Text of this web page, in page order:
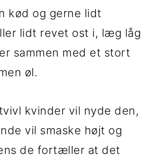
kød og gerne lidt
lidt revet ost i, læg låg
sammen med et stort
øl.
kvinder vil nyde den,
vil smaske højt og
de fortæller at det